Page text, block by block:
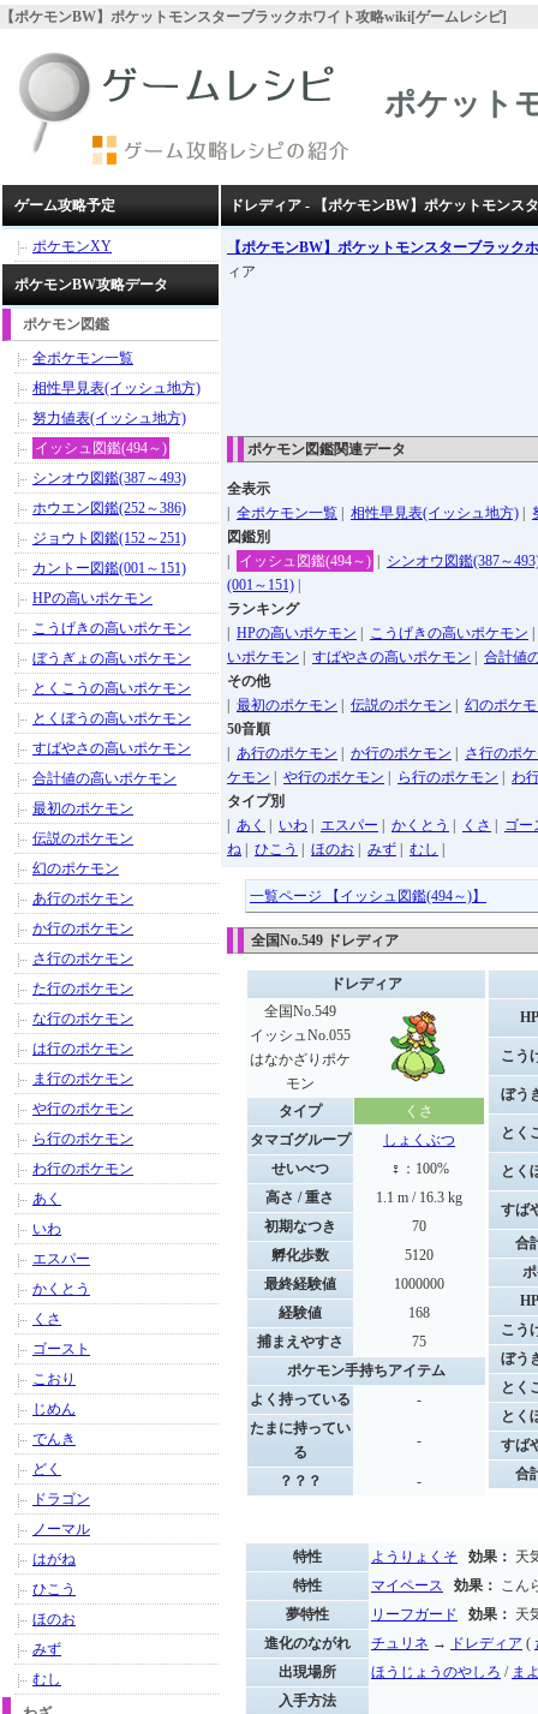
【ポケモンBW】ポケットモンスターブラックホワイト攻略wiki[ゲームレシピ]
ポケット
ドレディア - 【ポケモンBW】ポケットモンス
【ポケモンBW】ポケットモンスターブラック
ィア
ポケモン図鑑関連データ
全表示
全ポケモン一覧 相性早見表(イッシュ地方)
図鑑別
イッシュ図鑑(494～)
シンオウ図鑑(387～
(001～151)
ランキング
HPの高いポケモン こうげきの高いポケモン
いポケモン
すばやさの高いポケモン
合計値
その他
最初のポケモン 伝説のポケモン
幻のポケ
50音順
あ行のポケモン か行のポケモン
さ行のポ
ケモン
や行のポケモン ら行のポケモン
わ
タイプ別
あく いわ エスパー かくとう くさ
ゴー
ね
ひこう ほのお みず むし
一覧ページ 【イッシュ図鑑(494～)】
全国No.549 ドレディア
ドレディア
全国No.549
イッシュNo.055
はなかざりポケ
モン
タイプ
くさ
タマゴグループ
しょくぶつ
せいべつ
♀：100%
高さ / 重さ
1.1 m / 16.3 kg
初期なつき
70
孵化歩数
5120
最終経験値
1000000
経験値
168
捕まえやすさ
75
ポケモン手持ちアイテム
よく持っている
-
たまに持ってい
る
-
？？？ -
HP
こう
ぼう
とく
とく
すば
合
HP
こう
ぼう
とく
とく
すば
合
特性 ようりょくそ 効果： 天
特性
マイペース 効果： こん
夢特性
リーフガード 効果： 天
進化のながれ
チュリネ → ドレディア (
出現場所
ほうじょうのやしろ / ま
入手方法
ゲーム攻略予定
ポケモンXY
ポケモンBW攻略データ
ポケモン図鑑
全ポケモン一覧
相性早見表(イッシュ地方)
努力値表(イッシュ地方)
イッシュ図鑑(494～)
シンオウ図鑑(387～493)
ホウエン図鑑(252～386)
ジョウト図鑑(152～251)
カントー図鑑(001～151)
HPの高いポケモン
こうげきの高いポケモン
ぼうぎょの高いポケモン
とくこうの高いポケモン
とくぼうの高いポケモン
すばやさの高いポケモン
合計値の高いポケモン
最初のポケモン
伝説のポケモン
幻のポケモン
あ行のポケモン
か行のポケモン
さ行のポケモン
た行のポケモン
な行のポケモン
は行のポケモン
ま行のポケモン
や行のポケモン
ら行のポケモン
わ行のポケモン
あく
いわ
エスパー
かくとう
くさ
ゴースト
こおり
じめん
でんき
どく
ドラゴン
ノーマル
はがね
ひこう
ほのお
みず
むし